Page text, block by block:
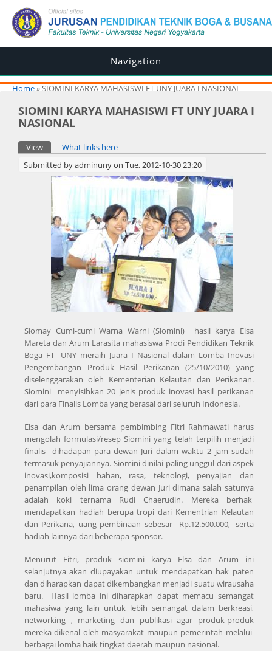
Navigation
You are here
Home» SIOMINI KARYA MAHASISWI FT UNY JUARA I NASIONAL
SIOMINI KARYA MAHASISWI FT UNY JUARA I
NASIONAL
Primary tabs
View (active tab)
What links here
Submitted byadminunyon Tue, 2012-10-30 23:20
Siomay Cumi-cumi Warna Warni (Siomini) hasil karya Elsa
Mareta dan Arum Larasita mahasiswa Prodi Pendidikan Teknik
Boga FT- UNY meraih Juara I Nasional dalam Lomba Inovasi
Pengembangan Produk Hasil Perikanan (25/10/2010) yang
diselenggarakan oleh Kementerian Kelautan dan Perikanan.
Siomini menyisihkan 20 jenis produk inovasi hasil perikanan
dari para Finalis Lomba yang berasal dari seluruh Indonesia.
Elsa dan Arum bersama pembimbing Fitri Rahmawati harus
mengolah formulasi/resep Siomini yang telah terpilih menjadi
finalis dihadapan para dewan Juri dalam waktu 2 jam sudah
termasuk penyajiannya. Siomini dinilai paling unggul dari aspek
inovasi,komposisi bahan, rasa, teknologi, penyajian dan
penampilan oleh lima orang dewan Juri dimana salah satunya
adalah koki ternama Rudi Chaerudin. Mereka berhak
mendapatkan hadiah berupa tropi dari Kementrian Kelautan
dan Perikana, uang pembinaan sebesar Rp.12.500.000,- serta
hadiah lainnya dari beberapa sponsor.
Menurut Fitri, produk siomini karya Elsa dan Arum ini
selanjutnya akan diupayakan untuk mendapatkan hak paten
dan diharapkan dapat dikembangkan menjadi suatu wirausaha
baru. Hasil lomba ini diharapkan dapat memacu semangat
mahasiwa yang lain untuk lebih semangat dalam berkreasi,
networking , marketing dan publikasi agar produk-produk
mereka dikenal oleh masyarakat maupun pemerintah melalui
berbagai lomba baik tingkat daerah maupun nasional.